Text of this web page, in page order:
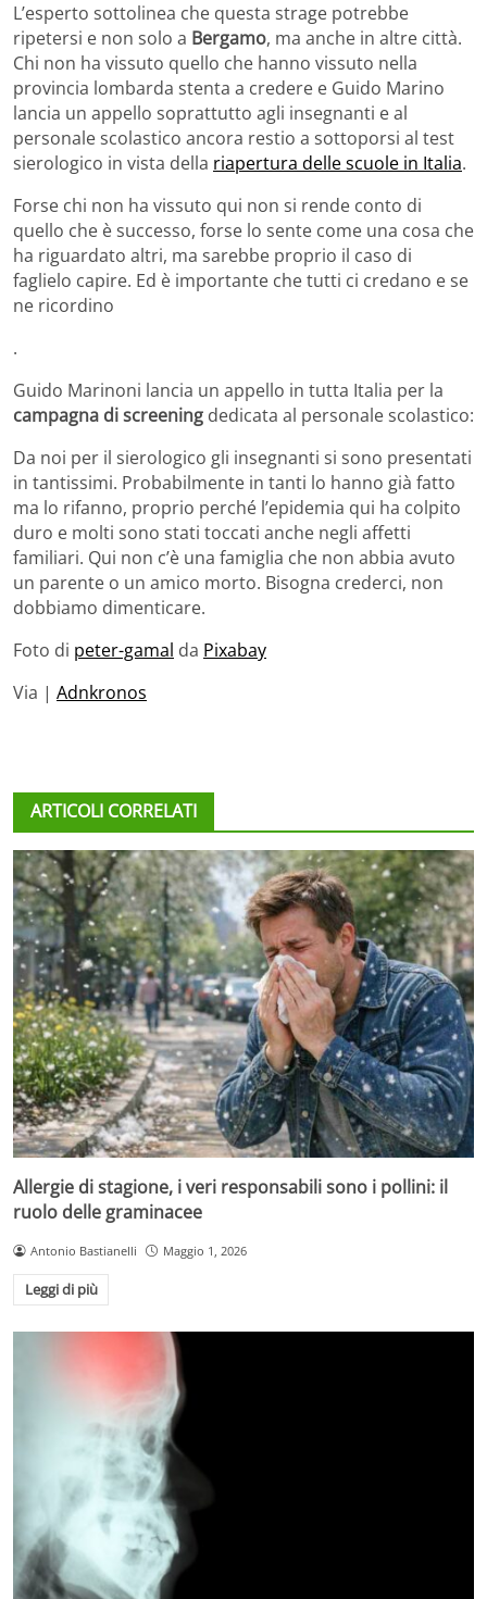
L’esperto sottolinea che questa strage potrebbe
ripetersi e non solo a Bergamo, ma anche in altre città.
Chi non ha vissuto quello che hanno vissuto nella
provincia lombarda stenta a credere e Guido Marino
lancia un appello soprattutto agli insegnanti e al
personale scolastico ancora restio a sottoporsi al test
sierologico in vista della riapertura delle scuole in Italia.
Forse chi non ha vissuto qui non si rende conto di
quello che è successo, forse lo sente come una cosa che
ha riguardato altri, ma sarebbe proprio il caso di
faglielo capire. Ed è importante che tutti ci credano e se
ne ricordino
.
Guido Marinoni lancia un appello in tutta Italia per la
campagna di screening dedicata al personale scolastico:
Da noi per il sierologico gli insegnanti si sono presentati
in tantissimi. Probabilmente in tanti lo hanno già fatto
ma lo rifanno, proprio perché l’epidemia qui ha colpito
duro e molti sono stati toccati anche negli affetti
familiari. Qui non c’è una famiglia che non abbia avuto
un parente o un amico morto. Bisogna crederci, non
dobbiamo dimenticare.
Foto di peter-gamal da Pixabay
Via | Adnkronos
ARTICOLI CORRELATI
Allergie di stagione, i veri responsabili sono i pollini: il
ruolo delle graminacee
Antonio Bastianelli Maggio 1, 2026
Leggi di più